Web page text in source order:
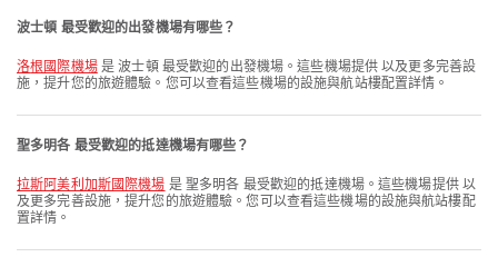
波士頓 最受歡迎的出發機場有哪些？
洛根國際機場是 波士頓 最受歡迎的出發機場。這些機場提供 以及更多完善設
施，提升您的旅遊體驗。您可以查看這些機場的設施與航站樓配置詳情。
聖多明各 最受歡迎的抵達機場有哪些？
拉斯阿美利加斯國際機場 是 聖多明各 最受歡迎的抵達機場。這些機場提供 以
及更多完善設施，提升您的旅遊體驗。您可以查看這些機場的設施與航站樓配
置詳情。